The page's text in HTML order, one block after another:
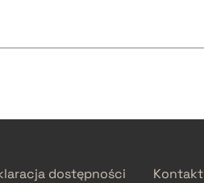
dostępności Kontakt